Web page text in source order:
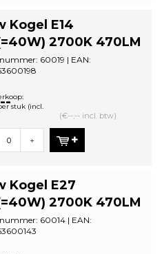
Kogel E14
2700K 470LM
60019 | EAN:
stuk (incl.
(€--,-- incl. btw)
+
Kogel E27
2700K 470LM
60014 | EAN: